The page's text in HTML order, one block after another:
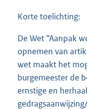
Korte toelichting:
De Wet “Aanpak
opnemen van
wet maakt het
burgemeester de
ernstige en